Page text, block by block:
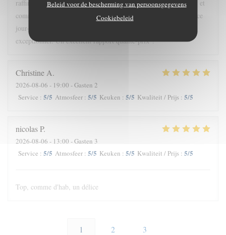
Beleid voor de bescherming van persoonsgegevens
Cookiebeleid
raffinée, bien au-delà de ce qu'on attend d'un restaurant du port, et
comme nous étions quatre, nous avons goûté à tous les plats de ce
jour-là. Chaque plat était original et préparé avec un soin
exceptionnel. Un excellent rapport qualité-prix !
Christine A
2026-08-06 - 19:00 - Gasten 2
Service : 5/5 Atmosfeer : 5/5 Keuken : 5/5 Kwaliteit / Prijs : 5/5
nicolasP
2026-08-06 - 13:00 - Gasten 3
Service : 5/5 Atmosfeer : 5/5 Keuken : 5/5 Kwaliteit / Prijs : 5/5
Top, comme d'hab, un délice
1 2 3